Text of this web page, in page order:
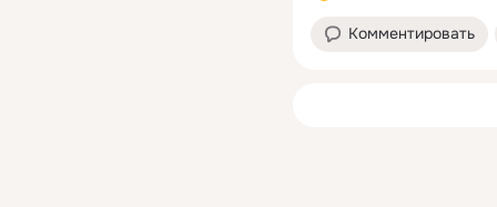
Комментировать